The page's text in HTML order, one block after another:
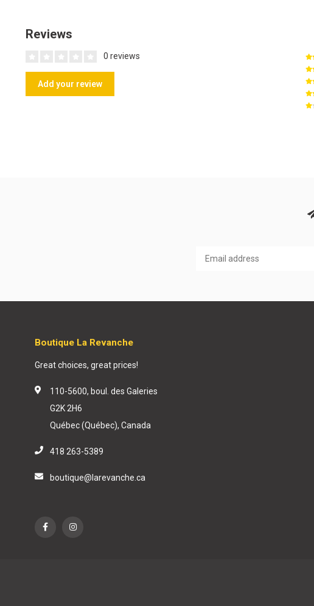
Reviews
0 reviews
Add your review
Boutique La Revanche
Great choices, great prices!
110-5600, boul. des Galeries
G2K 2H6
Québec (Québec), Canada
418 263-5389
boutique@larevanche.ca